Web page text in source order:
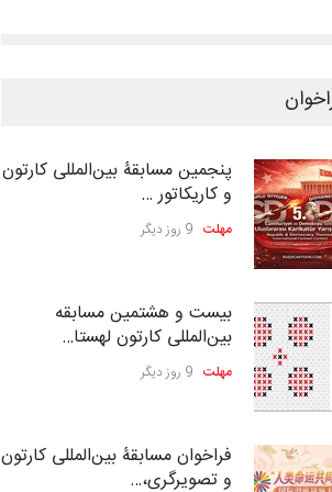
پنجمین مسابقۀ بین‌المللی کارتون
و کاریکاتور …
مهلت 9 روز دیگر
بیست و هشتمین مسابقه
بین‌المللی کارتون لهستا…
مهلت 9 روز دیگر
فراخوان مسابقۀ بین‌المللی کارتون
و تصویرگری،…